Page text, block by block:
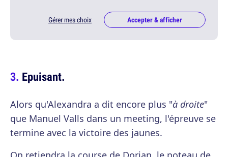
Gérer mes choix Accepter & afficher
Epuisant.
Alors qu'Alexandra a dit encore plus "à droite"
que Manuel Valls dans un meeting, l'épreuve se
termine avec la victoire des jaunes.